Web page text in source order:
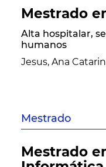
Mestrado
Alta hospitalar,
humanos
Jesus, Ana
Mestrado
Mestrado